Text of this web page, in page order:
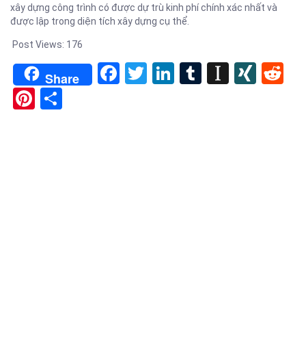
xây dựng công trình có được dự trù kinh phí chính xác nhất và
được lập trong diện tích xây dựng cụ thể.
Post Views: 176
Share Facebook
TwitterLinkedIn
Tumblr
Pinterest